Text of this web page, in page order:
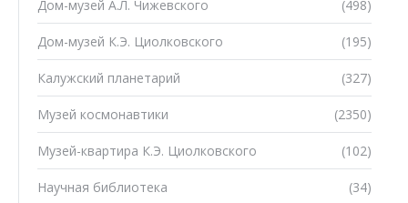
(498)
Дом-музей А.Л. Чижевского
(195)
Дом-музей К.Э. Циолковского
(327)
Калужский планетарий
(2350)
Музей космонавтики
(102)
Музей-квартира К.Э. Циолковского
(34)
Научная библиотека